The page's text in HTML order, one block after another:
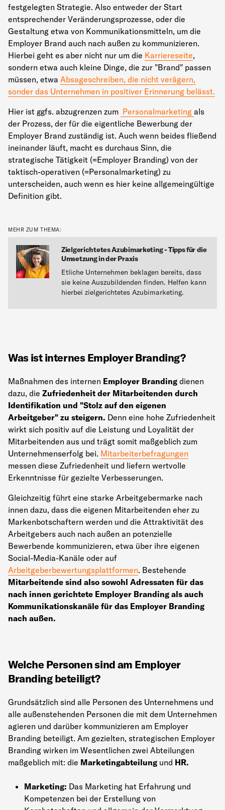
festgelegten Strategie. Also entweder der Start
entsprechender Veränderungsprozesse, oder die
Gestaltung etwa von Kommunikationsmitteln, um die
Employer Brand auch nach außen zu kommunizieren.
Hierbei geht es aber nicht nur um die Karriereseite,
sondern etwa auch kleine Dinge, die zur "Brand" passen
müssen, etwa Absageschreiben, die nicht verägern,
sonder das Unternehmen in positiver Erinnerung belässt.
Hier ist ggfs. abzugrenzen zum Personalmarketing als
der Prozess, der für die eigentliche Bewerbung der
Employer Brand zuständig ist. Auch wenn beides fließend
ineinander läuft, macht es durchaus Sinn, die
strategische Tätigkeit (=Employer Branding) von der
taktisch-operativen (=Personalmarketing) zu
unterscheiden, auch wenn es hier keine allgemeingültige
Definition gibt.
MEHR ZUM THEMA:
Zielgerichtetes Azubimarketing - Tipps für die
Umsetzung in der Praxis
Etliche Unternehmen beklagen bereits, dass
sie keine Auszubildenden finden. Helfen kann
hierbei zielgerichtetes Azubimarketing.
Was ist internes Employer Branding?
Maßnahmen des internen Employer Branding dienen
dazu, die Zufriedenheit der Mitarbeitenden durch
Identifikation und "Stolz auf den eigenen
Arbeitgeber" zu steigern. Denn eine hohe Zufriedenheit
wirkt sich positiv auf die Leistung und Loyalität der
Mitarbeitenden aus und trägt somit maßgeblich zum
Unternehmenserfolg bei. Mitarbeiterbefragungen
messen diese Zufriedenheit und liefern wertvolle
Erkenntnisse für gezielte Verbesserungen.
Gleichzeitig führt eine starke Arbeitgebermarke nach
innen dazu, dass die eigenen Mitarbeitenden eher zu
Markenbotschaftern werden und die Attraktivität des
Arbeitgebers auch nach außen an potenzielle
Bewerbende kommunizieren, etwa über ihre eigenen
Social-Media-Kanäle oder auf
Arbeitgeberbewertungsplattformen. Bestehende
Mitarbeitende sind also sowohl Adressaten für das
nach innen gerichtete Employer Branding als auch
Kommunikationskanäle für das Employer Branding
nach außen.
Welche Personen sind am Employer
Branding beteiligt?
Grundsätzlich sind alle Personen des Unternehmens und
alle außenstehenden Personen die mit dem Unternehmen
agieren und darüber kommunizieren am Employer
Branding beteiligt. Am gezielten, strategischen Employer
Branding wirken im Wesentlichen zwei Abteilungen
maßgeblich mit: die Marketingabteilung und HR.
Marketing: Das Marketing hat Erfahrung und
Kompetenzen bei der Erstellung von